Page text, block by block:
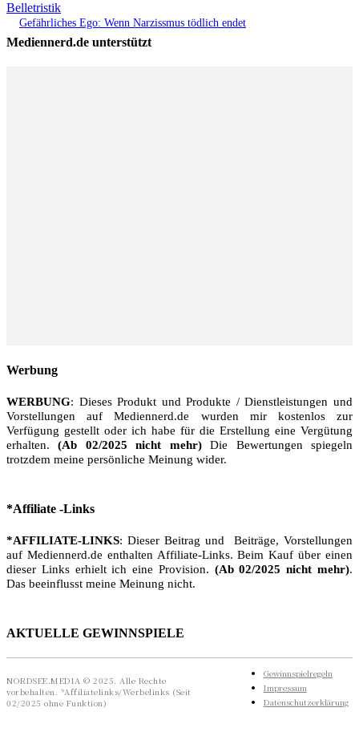
Belletristik
Gefährliches Ego: Wenn Narzissmus tödlich endet
Mediennerd.de unterstützt
Werbung
WERBUNG: Dieses Produkt und Produkte / Dienstleistungen und
Vorstellungen auf Mediennerd.de wurden mir kostenlos zur
Verfügung gestellt oder ich habe für die Erstellung eine Vergütung
erhalten.(Ab 02/2025 nicht mehr)Die Bewertungen spiegeln
trotzdem meine persönliche Meinung wider.
*Affiliate -Links
*AFFILIATE-LINKS: Dieser Beitrag und Beiträge, Vorstellungen
auf Mediennerd.de enthalten Affiliate-Links. Beim Kauf über einen
dieser Links erhielt ich eine Provision. (Ab 02/2025 nicht mehr).
Das beeinflusst meine Meinung nicht.
AKTUELLE GEWINNSPIELE
NORDSEE.MEDIA © 2025. Alle Rechte
vorbehalten. *Affiliatelinks/Werbelinks (Seit
02/2025 ohne Funktion)
Gewinnspielregeln
Impressum
Datenschutzerklärung